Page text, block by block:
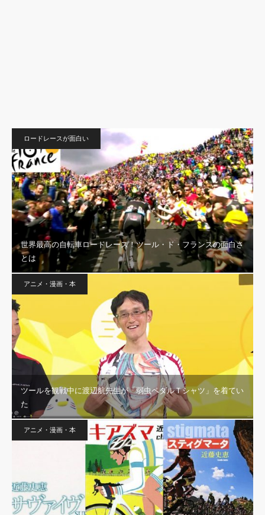
ロードレースが面白い
世界最高の自転車ロードレース！ツール・ド・フランスの面白さ
とは
アニメ・漫画・本
ツールを観戦中に渡辺航先生が「弱虫ペダルＴシャツ」を着てい
た
アニメ・漫画・本